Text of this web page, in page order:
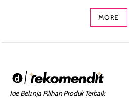
MORE
Ide Belanja Pilihan Produk Terbaik